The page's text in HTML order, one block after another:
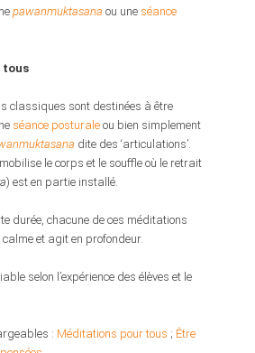
pawanmuktasana ou une séance
tous
classiques sont destinées à être
séance posturale ou bien simplement
dite des ‘articulations’.
le corps et le souffle où le retrait
) est en partie installé.
durée, chacune de ces méditations
et agit en profondeur.
selon l’expérience des élèves et le
: Méditations pour tous ; Être